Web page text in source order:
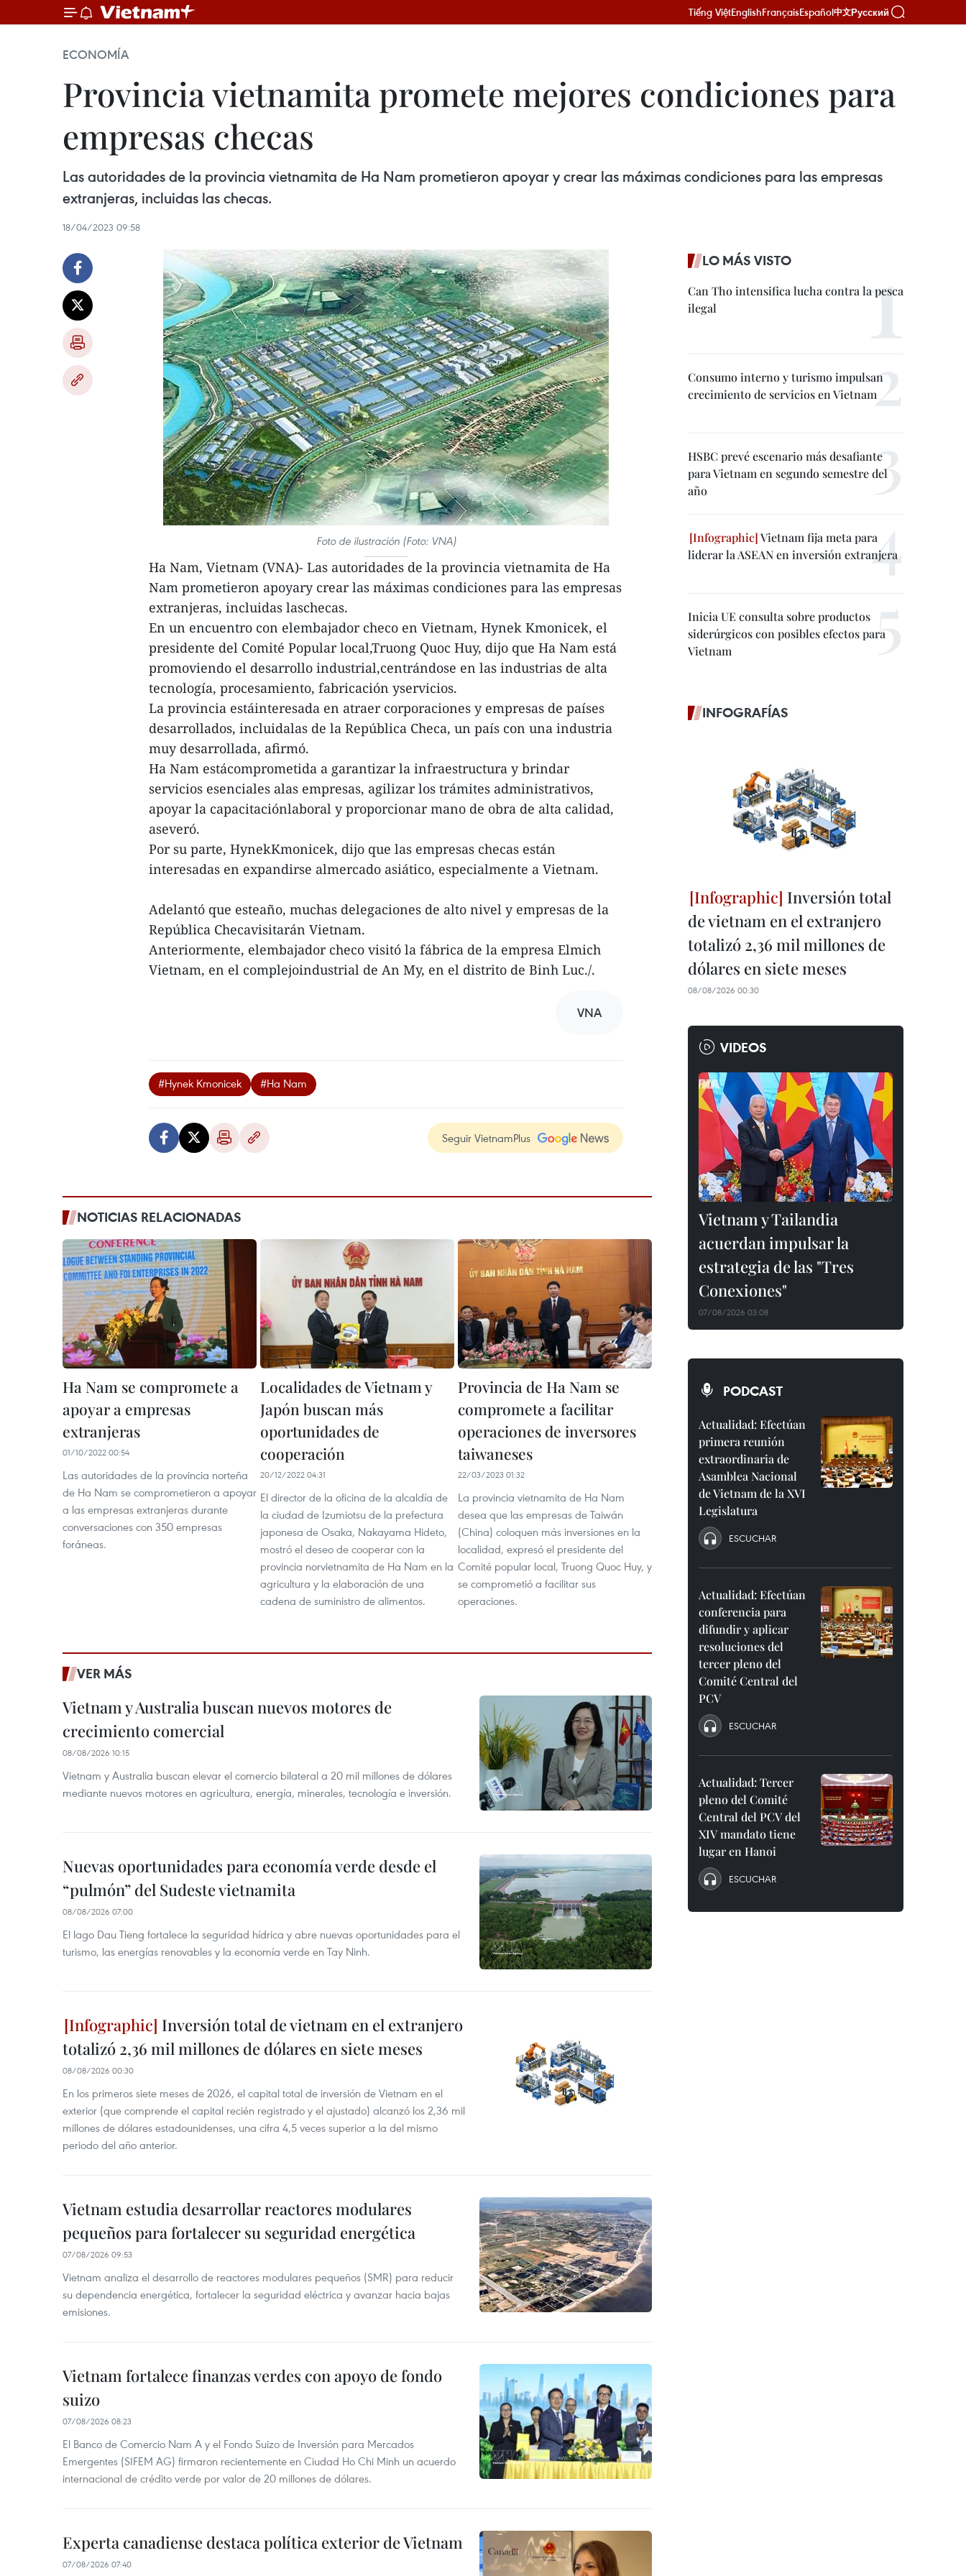
Tiếng ViệtEnglishFrançaisEspañol中文Русский
ECONOMÍA
Provincia vietnamita promete mejores condiciones para
empresas checas
Las autoridades de la provincia vietnamita de Ha Nam prometieron apoyar y crear las máximas condiciones para las empresas
extranjeras, incluidas las checas.
18/04/2023 09:58
Foto de ilustración (Foto: VNA)
Ha Nam, Vietnam (VNA)- Las autoridades de la provincia vietnamita de Ha
Nam prometieron apoyary crear las máximas condiciones para las empresas
extranjeras, incluidas laschecas.
En un encuentro con elembajador checo en Vietnam, Hynek Kmonicek, el
presidente del Comité Popular local,Truong Quoc Huy, dijo que Ha Nam está
promoviendo el desarrollo industrial,centrándose en las industrias de alta
tecnología, procesamiento, fabricación yservicios.
La provincia estáinteresada en atraer corporaciones y empresas de países
desarrollados, incluidalas de la República Checa, un país con una industria
muy desarrollada, afirmó.
Ha Nam estácomprometida a garantizar la infraestructura y brindar
servicios esenciales alas empresas, agilizar los trámites administrativos,
apoyar la capacitaciónlaboral y proporcionar mano de obra de alta calidad,
aseveró.
Por su parte, HynekKmonicek, dijo que las empresas checas están
interesadas en expandirse almercado asiático, especialmente a Vietnam.
Adelantó que esteaño, muchas delegaciones de alto nivel y empresas de la
República Checavisitarán Vietnam.
Anteriormente, elembajador checo visitó la fábrica de la empresa Elmich
Vietnam, en el complejoindustrial de An My, en el distrito de Binh Luc./.
VNA
#Hynek Kmonicek #Ha Nam
Seguir VietnamPlus
NOTICIAS RELACIONADAS
Ha Nam se compromete a
apoyar a empresas
extranjeras
01/10/2022 00:54
Las autoridades de la provincia norteña
de Ha Nam se comprometieron a apoyar
a las empresas extranjeras durante
conversaciones con 350 empresas
foráneas.
Localidades de Vietnam y
Japón buscan más
oportunidades de
cooperación
20/12/2022 04:31
El director de la oficina de la alcaldía de
la ciudad de Izumiotsu de la prefectura
japonesa de Osaka, Nakayama Hideto,
mostró el deseo de cooperar con la
provincia norvietnamita de Ha Nam en la
agricultura y la elaboración de una
cadena de suministro de alimentos.
Provincia de Ha Nam se
compromete a facilitar
operaciones de inversores
taiwaneses
22/03/2023 01:32
La provincia vietnamita de Ha Nam
desea que las empresas de Taiwán
(China) coloquen más inversiones en la
localidad, expresó el presidente del
Comité popular local, Truong Quoc Huy, y
se comprometió a facilitar sus
operaciones.
VER MÁS
Vietnam y Australia buscan nuevos motores de
crecimiento comercial
08/08/2026 10:15
Vietnam y Australia buscan elevar el comercio bilateral a 20 mil millones de dólares
mediante nuevos motores en agricultura, energía, minerales, tecnología e inversión.
Nuevas oportunidades para economía verde desde el
“pulmón” del Sudeste vietnamita
08/08/2026 07:00
El lago Dau Tieng fortalece la seguridad hídrica y abre nuevas oportunidades para el
turismo, las energías renovables y la economía verde en Tay Ninh.
Inversión total de vietnam en el extranjero
totalizó 2,36 mil millones de dólares en siete meses
08/08/2026 00:30
En los primeros siete meses de 2026, el capital total de inversión de Vietnam en el
exterior (que comprende el capital recién registrado y el ajustado) alcanzó los 2,36 mil
millones de dólares estadounidenses, una cifra 4,5 veces superior a la del mismo
periodo del año anterior.
Vietnam estudia desarrollar reactores modulares
pequeños para fortalecer su seguridad energética
07/08/2026 09:53
Vietnam analiza el desarrollo de reactores modulares pequeños (SMR) para reducir
su dependencia energética, fortalecer la seguridad eléctrica y avanzar hacia bajas
emisiones.
Vietnam fortalece finanzas verdes con apoyo de fondo
suizo
07/08/2026 08:23
El Banco de Comercio Nam A y el Fondo Suizo de Inversión para Mercados
Emergentes (SIFEM AG) firmaron recientemente en Ciudad Ho Chi Minh un acuerdo
internacional de crédito verde por valor de 20 millones de dólares.
Experta canadiense destaca política exterior de Vietnam
07/08/2026 07:40
LO MÁS VISTO
Can Tho intensifica lucha contra la pesca
ilegal
Consumo interno y turismo impulsan
crecimiento de servicios en Vietnam
HSBC prevé escenario más desafiante
para Vietnam en segundo semestre del
año
Vietnam fija meta para
liderar la ASEAN en inversión extranjera
Inicia UE consulta sobre productos
siderúrgicos con posibles efectos para
Vietnam
INFOGRAFÍAS
Inversión total
de vietnam en el extranjero
totalizó 2,36 mil millones de
dólares en siete meses
08/08/2026 00:30
VIDEOS
Vietnam y Tailandia
acuerdan impulsar la
estrategia de las "Tres
Conexiones"
07/08/2026 03:08
PODCAST
Actualidad: Efectúan
primera reunión
extraordinaria de
Asamblea Nacional
de Vietnam de la XVI
Legislatura
ESCUCHAR
Actualidad: Efectúan
conferencia para
difundir y aplicar
resoluciones del
tercer pleno del
Comité Central del
PCV
ESCUCHAR
Actualidad: Tercer
pleno del Comité
Central del PCV del
XIV mandato tiene
lugar en Hanoi
ESCUCHAR